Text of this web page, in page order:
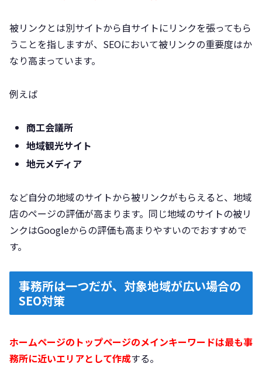
被リンクとは別サイトから自サイトにリンクを張ってもら
うことを指しますが、SEOにおいて被リンクの重要度はか
なり高まっています。
例えば
商工会議所
地域観光サイト
地元メディア
など自分の地域のサイトから被リンクがもらえると、地域
店のページの評価が高まります。同じ地域のサイトの被リ
ンクはGoogleからの評価も高まりやすいのでおすすめで
す。
事務所は一つだが、対象地域が広い場合の
SEO対策
ホームページのトップページのメインキーワードは最も事
務所に近いエリアとして作成する。